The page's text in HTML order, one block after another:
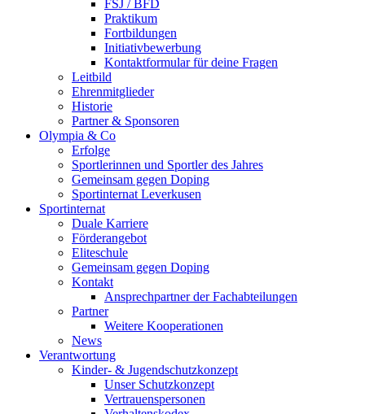
FSJ / BFD
Praktikum
Fortbildungen
Initiativbewerbung
Kontaktformular für deine Fragen
Leitbild
Ehrenmitglieder
Historie
Partner & Sponsoren
Olympia & Co
Erfolge
Sportlerinnen und Sportler des Jahres
Gemeinsam gegen Doping
Sportinternat Leverkusen
Sportinternat
Duale Karriere
Förderangebot
Eliteschule
Gemeinsam gegen Doping
Kontakt
Ansprechpartner der Fachabteilungen
Partner
Weitere Kooperationen
News
Verantwortung
Kinder- & Jugendschutzkonzept
Unser Schutzkonzept
Vertrauenspersonen